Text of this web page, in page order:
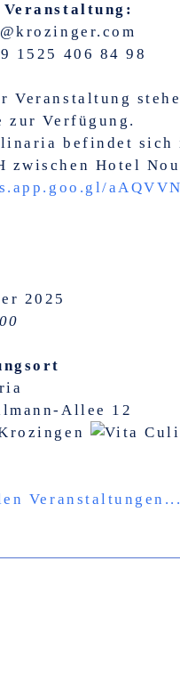
1525 406 84 98
Veranstaltung
zur Verfügung.
befindet sich
zwischen Hotel
2025
Allee 12
Veranstaltungen...